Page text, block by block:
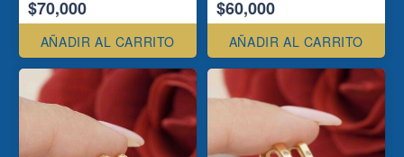
$70,000
AÑADIR AL CARRITO
$60,000
AÑADIR AL CARRITO